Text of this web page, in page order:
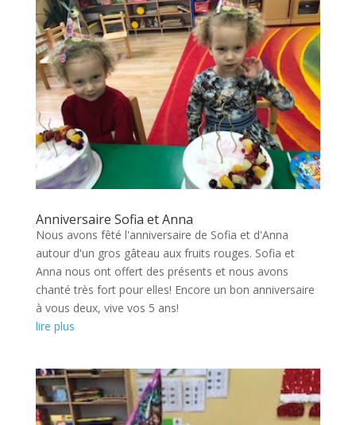
Anniversaire Sofia et Anna
Nous avons fêté l'anniversaire de Sofia et d'Anna
autour d'un gros gâteau aux fruits rouges. Sofia et
Anna nous ont offert des présents et nous avons
chanté très fort pour elles! Encore un bon anniversaire
à vous deux, vive vos 5 ans!
lire plus